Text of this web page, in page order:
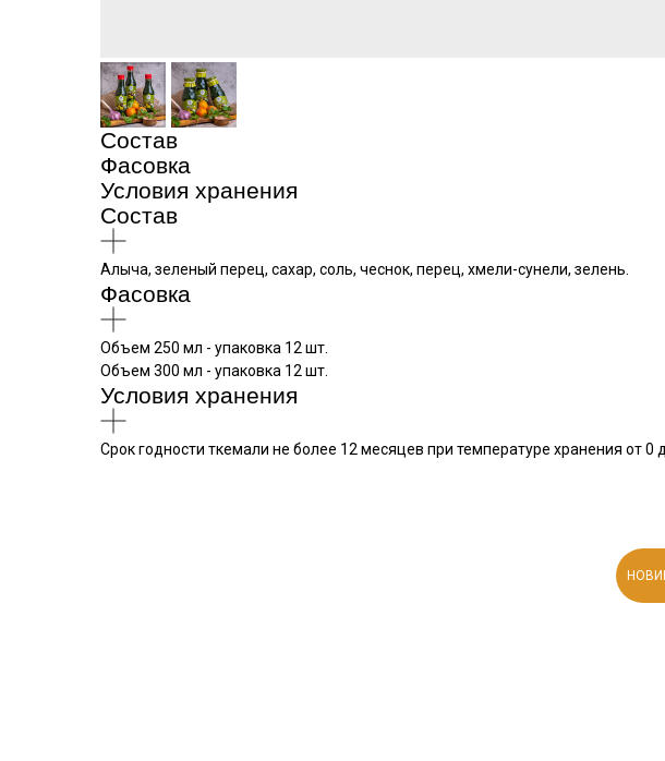
Состав
Фасовка
Условия хранения
Состав
Алыча, зеленый перец, сахар, соль, чеснок, перец, хмели-сунели, зелень.
Фасовка
Объем 250 мл - упаковка 12 шт.
Объем 300 мл - упаковка 12 шт.
Условия хранения
Срок годности ткемали не более 12 месяцев при температуре хранения от 0